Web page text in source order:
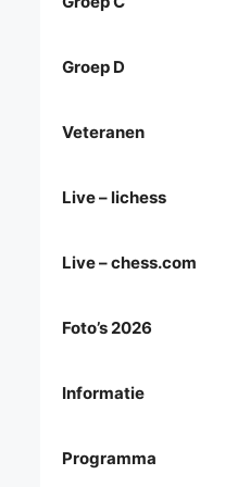
Groep D
Veteranen
Live – lichess
Live – chess.com
Foto’s 2026
Informatie
Programma